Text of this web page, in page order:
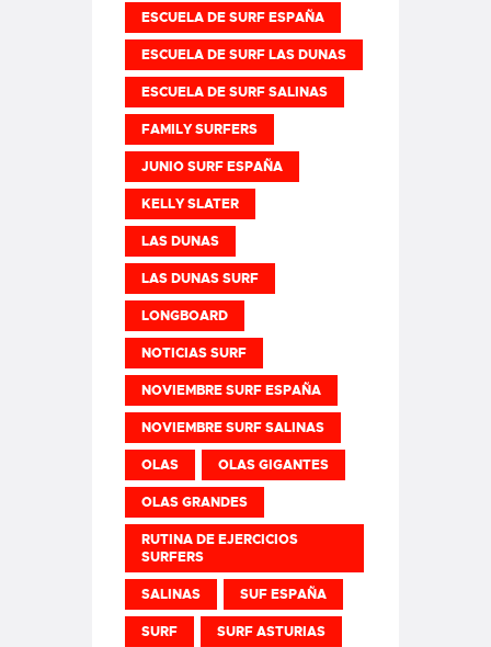
ESCUELA DE SURF ESPAÑA
ESCUELA DE SURF LAS DUNAS
ESCUELA DE SURF SALINAS
FAMILY SURFERS
JUNIO SURF ESPAÑA
KELLY SLATER
LAS DUNAS
LAS DUNAS SURF
LONGBOARD
NOTICIAS SURF
NOVIEMBRE SURF ESPAÑA
NOVIEMBRE SURF SALINAS
OLAS OLAS GIGANTES
OLAS GRANDES
RUTINA DE EJERCICIOS
SURFERS
SALINAS SUF ESPAÑA
SURF SURF ASTURIAS